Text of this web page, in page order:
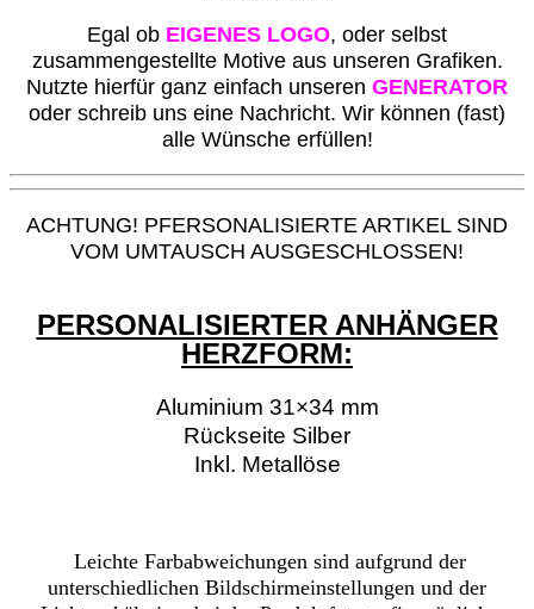
Egal ob EIGENES LOGO, oder selbst
zusammengestellte Motive aus unseren Grafiken.
Nutzte hierfür ganz einfach unseren GENERATOR
oder schreib uns eine Nachricht. Wir können (fast)
alle Wünsche erfüllen!
ACHTUNG! PFERSONALISIERTE ARTIKEL SIND
VOM UMTAUSCH AUSGESCHLOSSEN!
PERSONALISIERTER ANHÄNGER
HERZFORM:
Aluminium 31×34 mm
Rückseite Silber
Inkl. Metallöse
Leichte Farbabweichungen sind aufgrund der
unterschiedlichen Bildschirmeinstellungen und der